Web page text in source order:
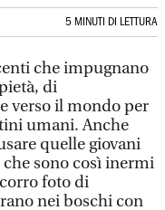
5 MINUTI DI LETTURA
che impugnano
di
verso il mondo per
umani. Anche
quelle giovani
sono così inermi
foto di
nei boschi con